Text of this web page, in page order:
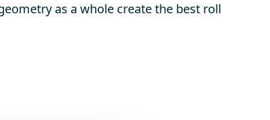
as a whole create the best roll